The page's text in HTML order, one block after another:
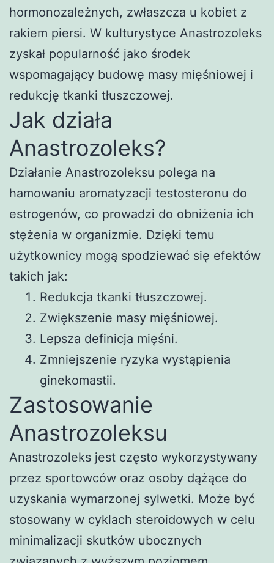
hormonozależnych, zwłaszcza u kobiet z
rakiem piersi. W kulturystyce Anastrozoleks
zyskał popularność jako środek
wspomagający budowę masy mięśniowej i
redukcję tkanki tłuszczowej.
Jak działa
Anastrozoleks?
Działanie Anastrozoleksu polega na
hamowaniu aromatyzacji testosteronu do
estrogenów, co prowadzi do obniżenia ich
stężenia w organizmie. Dzięki temu
użytkownicy mogą spodziewać się efektów
takich jak:
Redukcja tkanki tłuszczowej.
Zwiększenie masy mięśniowej.
Lepsza definicja mięśni.
Zmniejszenie ryzyka wystąpienia
ginekomastii.
Zastosowanie
Anastrozoleksu
Anastrozoleks jest często wykorzystywany
przez sportowców oraz osoby dążące do
uzyskania wymarzonej sylwetki. Może być
stosowany w cyklach steroidowych w celu
minimalizacji skutków ubocznych